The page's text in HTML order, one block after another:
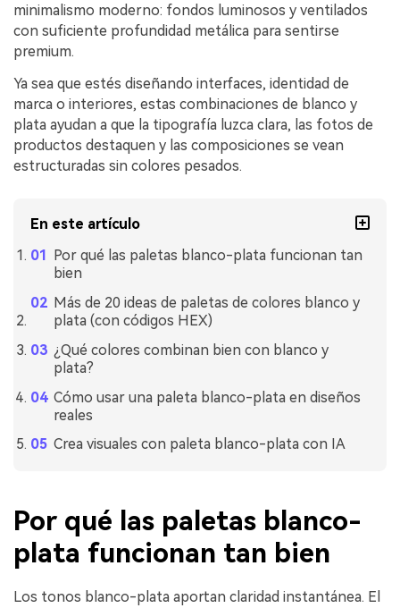
minimalismo moderno: fondos luminosos y ventilados
con suficiente profundidad metálica para sentirse
premium.
Ya sea que estés diseñando interfaces, identidad de
marca o interiores, estas combinaciones de blanco y
plata ayudan a que la tipografía luzca clara, las fotos de
productos destaquen y las composiciones se vean
estructuradas sin colores pesados.
En este artículo
Por qué las paletas blanco-plata funcionan tan
bien
Más de 20 ideas de paletas de colores blanco y
plata (con códigos HEX)
¿Qué colores combinan bien con blanco y
plata?
Cómo usar una paleta blanco-plata en diseños
reales
Crea visuales con paleta blanco-plata con IA
Por qué las paletas blanco-
plata funcionan tan bien
Los tonos blanco-plata aportan claridad instantánea. El